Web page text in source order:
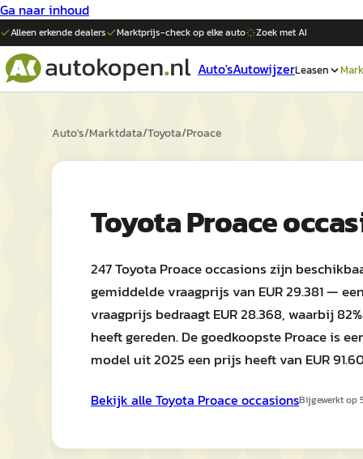
Ga naar inhoud
Alleen erkende dealers Marktprijs-check op elkeauto Zoek met AI
Auto'sAutowijzerLeasen
Auto's/Marktdata/Toyota/Proace
Toyota Proace
247 Toyota Proace occasions zijn
gemiddelde vraagprijs van EUR 29.381 —
vraagprijs bedraagt EUR 28.368, waarbij
heeft gereden. De goedkoopste Proace is
model uit 2025 een prijs heeft van EUR
Bekijk alle Toyota Proace occasionsBijgewerkt op